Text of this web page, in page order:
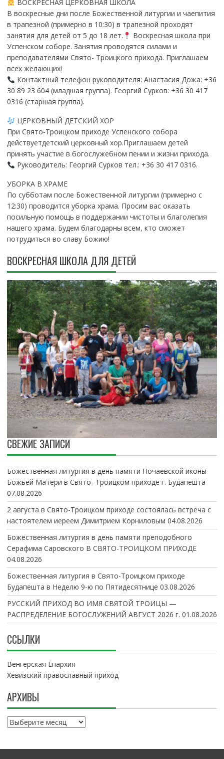
ВОСКРЕСНАЯ ЦЕРКОВНАЯ ШКОЛА
В воскресные дни после Божественной литургии и чаепития
в трапезной (примерно в 10:30) в трапезной проходят
занятия для детей от 5 до 18 лет.
Воскресная школа при
Успенском соборе. Занятия проводятся силами и
преподавателями Свято- Троицкого прихода. Приглашаем
всех желающих!
Контактный телефон руководителя: Анастасия Дожа: +36
30 89 23 604 (младшая группа). Георгий Сурков: +36 30 417
0316 (старшая группа).
ЦЕРКОВНЫЙ ДЕТСКИЙ ХОР
При Свято-Троицком приходе Успенского собора
действуетдетский церковный хор.Приглашаем детей
принять участие в богослужебном пении и жизни прихода.
Руководитель: Георгий Сурков тел.: +36 30 417 0316.
УБОРКА В ХРАМЕ
По субботам после Божественной литургии (примерно с
12:30) проводится уборка храма. Просим вас оказать
посильную помощь в поддержании чистоты и благолепия
нашего храма. Будем благодарны всем, кто сможет
потрудиться во славу Божию!
ВОСКРЕСНАЯ ШКОЛА ДЛЯ ДЕТЕЙ
СВЕЖИЕ ЗАПИСИ
Божественная литургия в день памяти Почаевской иконы
Божьей Матери в Свято- Троицком приходе г. Будапешта
07.08.2026
2 августа в Свято-Троицком приходе состоялась встреча с
настоятелем иереем Димитрием Корниловым 04.08.2026
Божественная литургия в день памяти преподобного
Серафима Саровского В СВЯТО-ТРОИЦКОМ ПРИХОДЕ
04.08.2026
Божественная литургия в Свято-Троицком приходе
Будапешта в Неделю 9-ю по Пятидесятнице 03.08.2026
РУССКИЙ ПРИХОД ВО ИМЯ СВЯТОЙ ТРОИЦЫ —
РАСПРЕДЕЛЕНИЕ БОГОСЛУЖЕНИЙ АВГУСТ 2026 г. 01.08.2026
ССЫЛКИ
Венгерская Епархия
Хевизский православный приход
АРХИВЫ
А